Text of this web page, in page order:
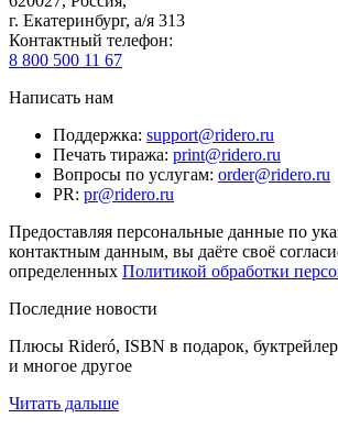
г. Екатеринбург, а/я 313
Контактный телефон:
8 800 500 11 67
Написать нам
Поддержка: support@ridero.ru
Печать тиража: print@ridero.ru
Вопросы по услугам: order@ridero.ru
PR: pr@ridero.ru
Предоставляя персональные данные по
контактным данным, вы даёте своё
определенных Политикой обработки
Последние новости
Плюсы Rideró, ISBN в подарок,
и многое другое
Читать дальше